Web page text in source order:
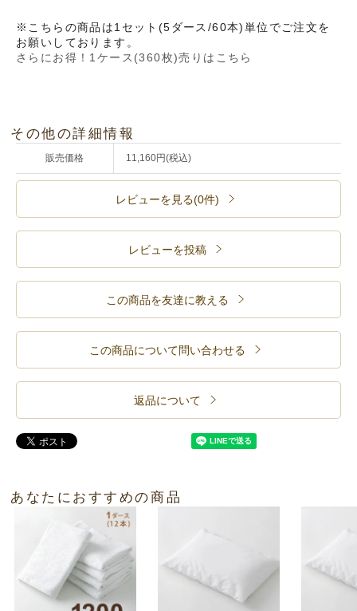
※こちらの商品は1セット(5ダース/60本)単位でご注文を
お願いしております。
さらにお得！1ケース(360枚)売りはこちら
その他の詳細情報
販売価格 11,160円(税込)
レビューを見る(0件)
レビューを投稿
この商品を友達に教える
この商品について問い合わせる
返品について
あなたにおすすめの商品